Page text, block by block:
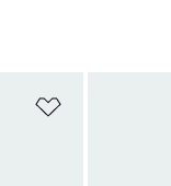
Pridať do